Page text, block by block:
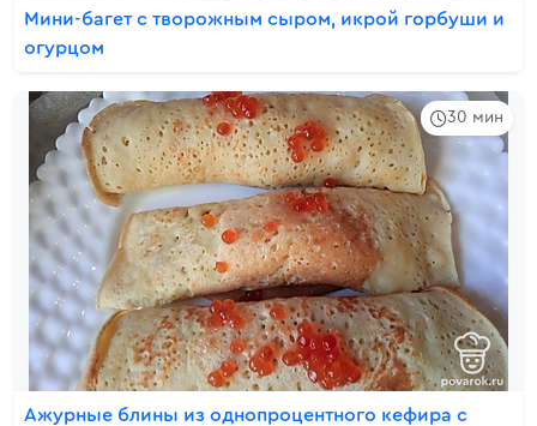
Мини-багет с творожным сыром, икрой горбуши и
огурцом
30 мин
Ажурные блины из однопроцентного кефира с